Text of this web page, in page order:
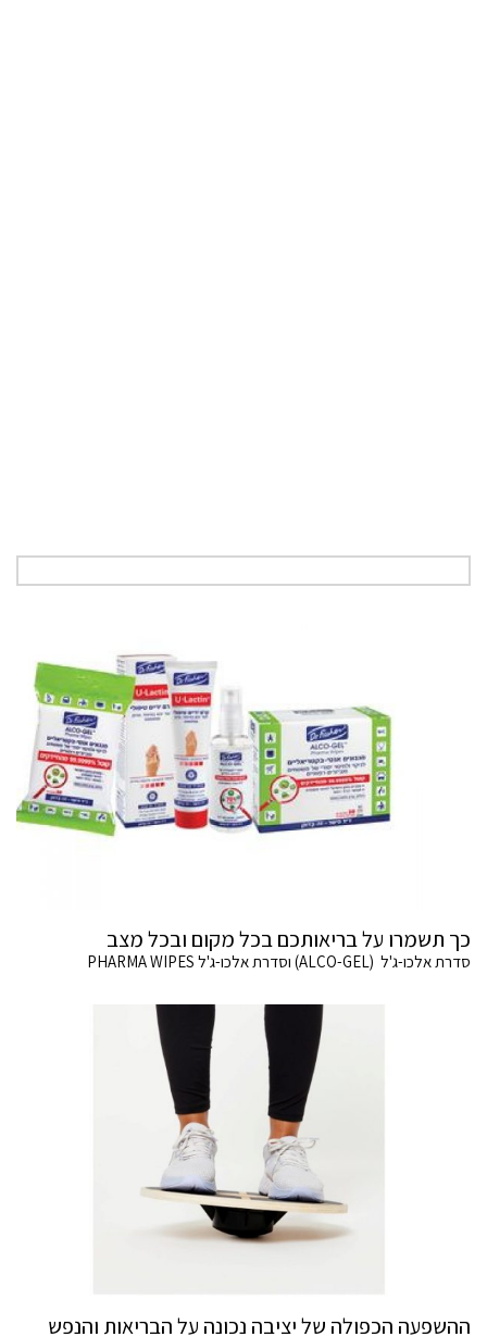
כך תשמרו על בריאותכם בכל מקום ובכל מצב
סדרת אלכו-ג'ל (ALCO-GEL) וסדרת אלכו-ג'ל PHARMA WIPES
ההשפעה הכפולה של יציבה נכונה על הבריאות והנפש